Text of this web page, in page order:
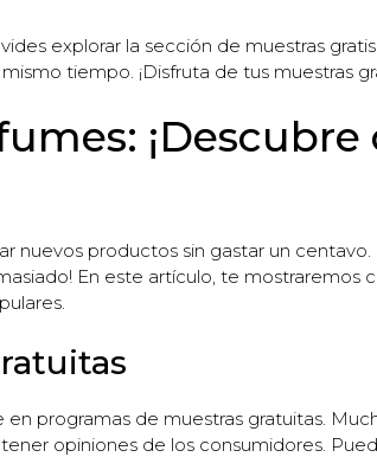
explorar la sección de muestras
tiempo. ¡Disfruta de tus muestras
¡Descubre
nuevos productos sin gastar un centavo.
En este artículo, te mostraremos
programas de muestras gratuitas.
opiniones de los consumidores.